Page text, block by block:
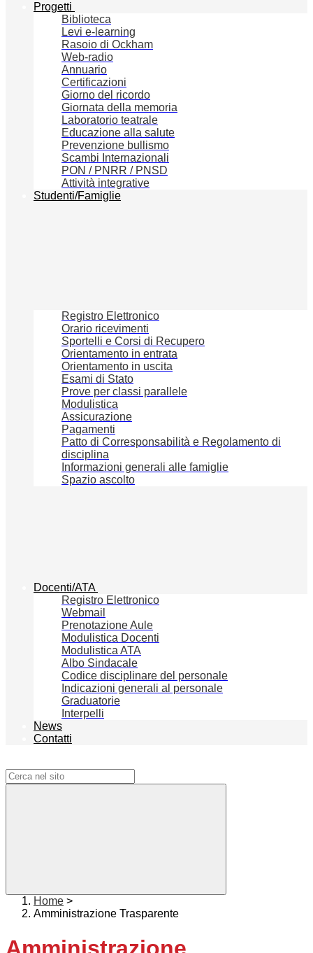
Progetti
Biblioteca
Levi e-learning
Rasoio di Ockham
Web-radio
Annuario
Certificazioni
Giorno del ricordo
Giornata della memoria
Laboratorio teatrale
Educazione alla salute
Prevenzione bullismo
Scambi Internazionali
PON / PNRR / PNSD
Attività integrative
Studenti/Famiglie
Registro Elettronico
Orario ricevimenti
Sportelli e Corsi di Recupero
Orientamento in entrata
Orientamento in uscita
Esami di Stato
Prove per classi parallele
Modulistica
Assicurazione
Pagamenti
Patto di Corresponsabilità e Regolamento di
disciplina
Informazioni generali alle famiglie
Spazio ascolto
Docenti/ATA
Registro Elettronico
Webmail
Prenotazione Aule
Modulistica Docenti
Modulistica ATA
Albo Sindacale
Codice disciplinare del personale
Indicazioni generali al personale
Graduatorie
Interpelli
News
Contatti
Home >
Amministrazione Trasparente
Amministrazione